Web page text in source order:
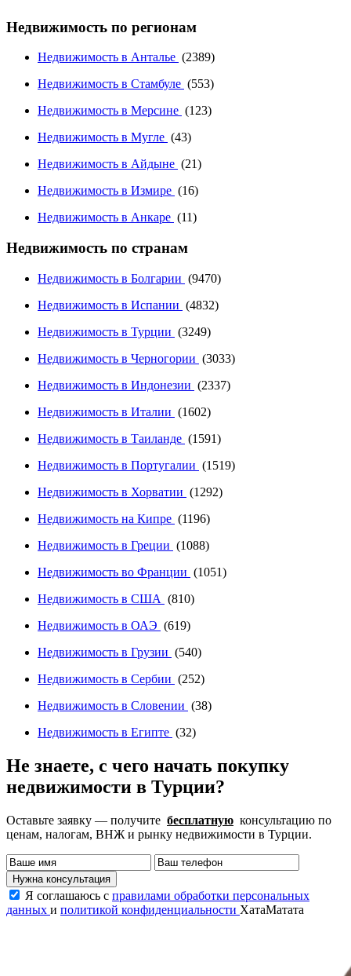
Недвижимость по регионам
Недвижимость в Анталье (2389)
Недвижимость в Стамбуле (553)
Недвижимость в Мерсине (123)
Недвижимость в Мугле (43)
Недвижимость в Айдыне (21)
Недвижимость в Измире (16)
Недвижимость в Анкаре (11)
Недвижимость по странам
Недвижимость в Болгарии (9470)
Недвижимость в Испании (4832)
Недвижимость в Турции (3249)
Недвижимость в Черногории (3033)
Недвижимость в Индонезии (2337)
Недвижимость в Италии (1602)
Недвижимость в Таиланде (1591)
Недвижимость в Португалии (1519)
Недвижимость в Хорватии (1292)
Недвижимость на Кипре (1196)
Недвижимость в Греции (1088)
Недвижимость во Франции (1051)
Недвижимость в США (810)
Недвижимость в ОАЭ (619)
Недвижимость в Грузии (540)
Недвижимость в Сербии (252)
Недвижимость в Словении (38)
Недвижимость в Египте (32)
Не знаете, с чего начать покупку
недвижимости в Турции?
Оставьте заявку — получите бесплатную консультацию по
ценам, налогам, ВНЖ и рынку недвижимости в Турции.
Нужна консультация
Я соглашаюсь с правилами обработки персональных
данных и политикой конфиденциальности ХатаМатата